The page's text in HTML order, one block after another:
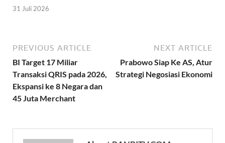
31 Juli 2026
PREVIOUS ARTICLE
BI Target 17 Miliar
Transaksi QRIS pada 2026,
Ekspansi ke 8 Negara dan
45 Juta Merchant
NEXT ARTICLE
Prabowo Siap Ke AS, Atur
Strategi Negosiasi Ekonomi